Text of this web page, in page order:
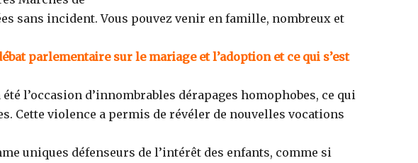
sans incident. Vous pouvez venir en famille, nombreux et
parlementaire sur le mariage et l’adoption et ce qui s’est
été l’occasion d’innombrables dérapages homophobes, ce qui
Cette violence a permis de révéler de nouvelles vocations
uniques défenseurs de l’intérêt des enfants, comme si